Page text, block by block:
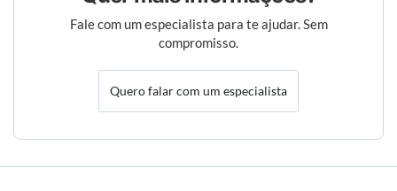
Fale com um especialista para te ajudar. Sem
compromisso.
Quero falar com um especialista